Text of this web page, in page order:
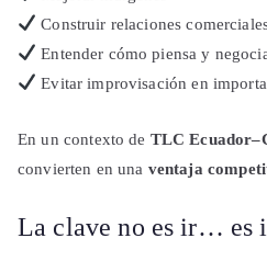
Construir relaciones
Entender cómo piensa y
Evitar improvisación en
En un contexto de TLC
convierten en una ventaja
La clave no es ir… es